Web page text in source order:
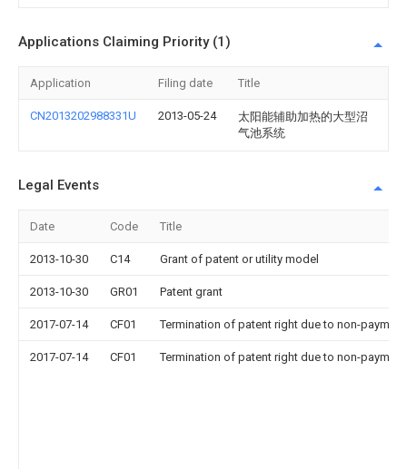
Applications Claiming Priority (1)
Application Filing date Title
CN2013202988331U 2013-05-24
太阳能辅助加热的大型沼
气池系统
Legal Events
Date Code Title
2013-10-30 C14 Grant of patent or utility model
2013-10-30 GR01 Patent grant
2017-07-14 CF01 Termination of patent right due to non-
2017-07-14 CF01 Termination of patent right due to non-